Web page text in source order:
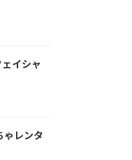
イシャ
レンタ